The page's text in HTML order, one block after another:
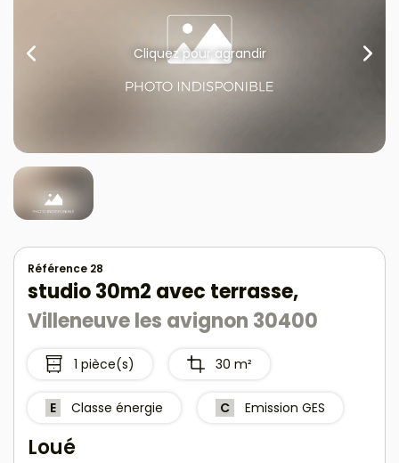
Cliquez pour agrandir
Référence 28
studio 30m2 avec terrasse,
Villeneuve les avignon 30400
1 pièce(s) 30 m²
E Classe énergie C Emission GES
Loué